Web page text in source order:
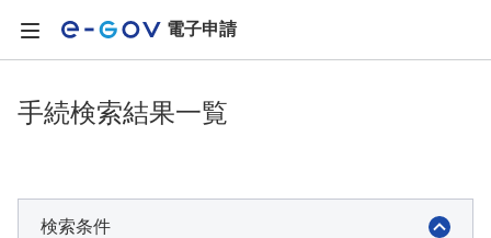
電子申請
手続検索結果一覧
検索条件